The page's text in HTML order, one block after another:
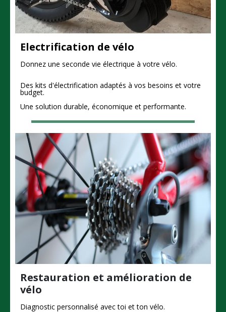
Electrification de vélo
Donnez une seconde vie électrique à votre vélo.
Des kits d'électrification adaptés à vos besoins et votre
budget.
Une solution durable, économique et performante.
Restauration et amélioration de
vélo
Diagnostic personnalisé avec toi et ton vélo.